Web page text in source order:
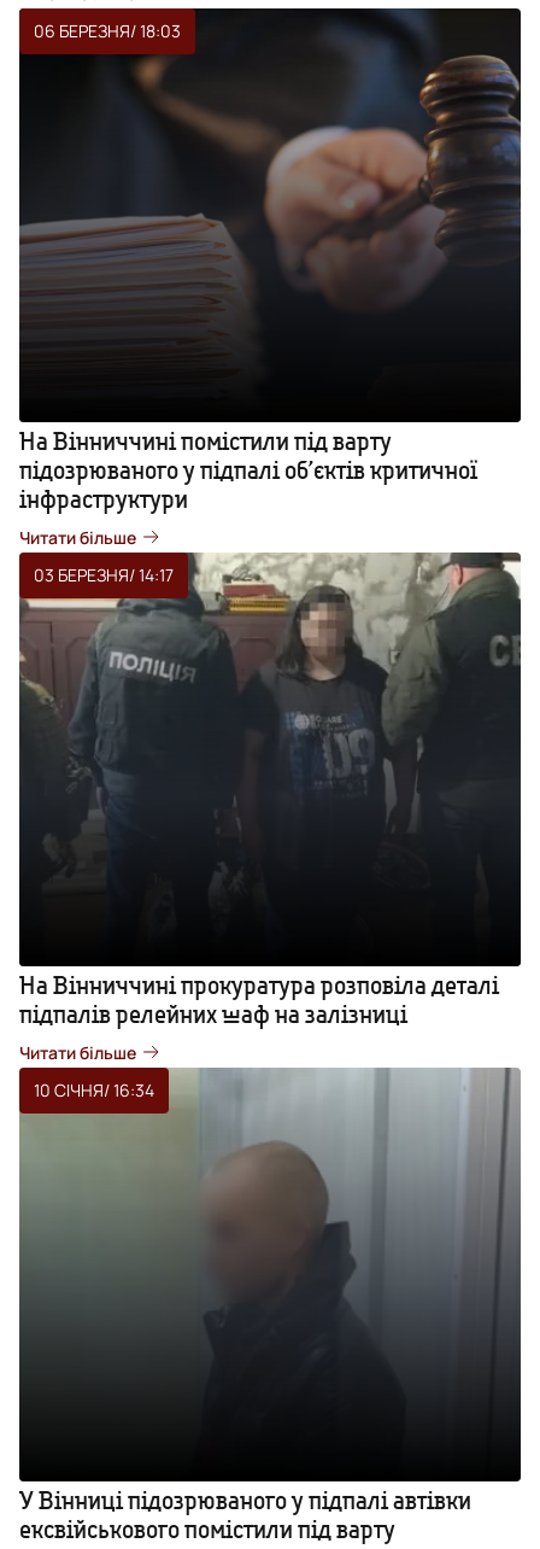
06 БЕРЕЗНЯ/ 18:03
На Вінниччині помістили під варту
підозрюваного у підпалі об’єктів критичної
інфраструктури
Читати більше
03 БЕРЕЗНЯ/ 14:17
На Вінниччині прокуратура розповіла деталі
підпалів релейних шаф на залізниці
Читати більше
10 СІЧНЯ/ 16:34
У Вінниці підозрюваного у підпалі автівки
ексвійськового помістили під варту